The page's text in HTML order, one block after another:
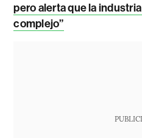
pero alerta que la
complejo”